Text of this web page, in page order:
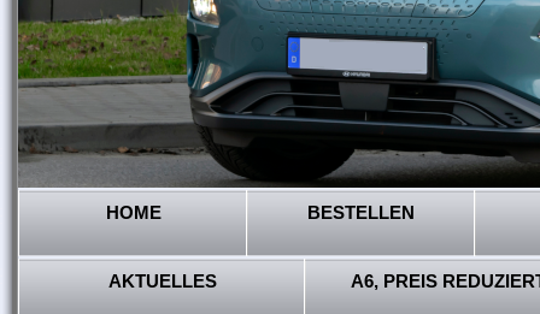
HOME BESTELLEN
AKTUELLES A6, PREIS